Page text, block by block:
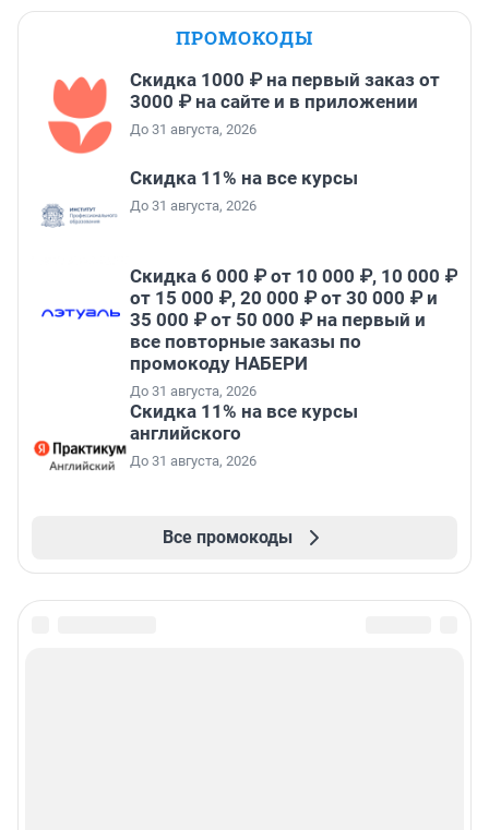
ПРОМОКОДЫ
Скидка 1000 ₽ на первый заказ от
3000 ₽ на сайте и в приложении
До 31 августа, 2026
Скидка 11% на все курсы
До 31 августа, 2026
Скидка 6 000 ₽ от 10 000 ₽, 10 000 ₽
от 15 000 ₽, 20 000 ₽ от 30 000 ₽ и
35 000 ₽ от 50 000 ₽ на первый и
все повторные заказы по
промокоду НАБЕРИ
До 31 августа, 2026
Скидка 11% на все курсы
английского
До 31 августа, 2026
Все промокоды